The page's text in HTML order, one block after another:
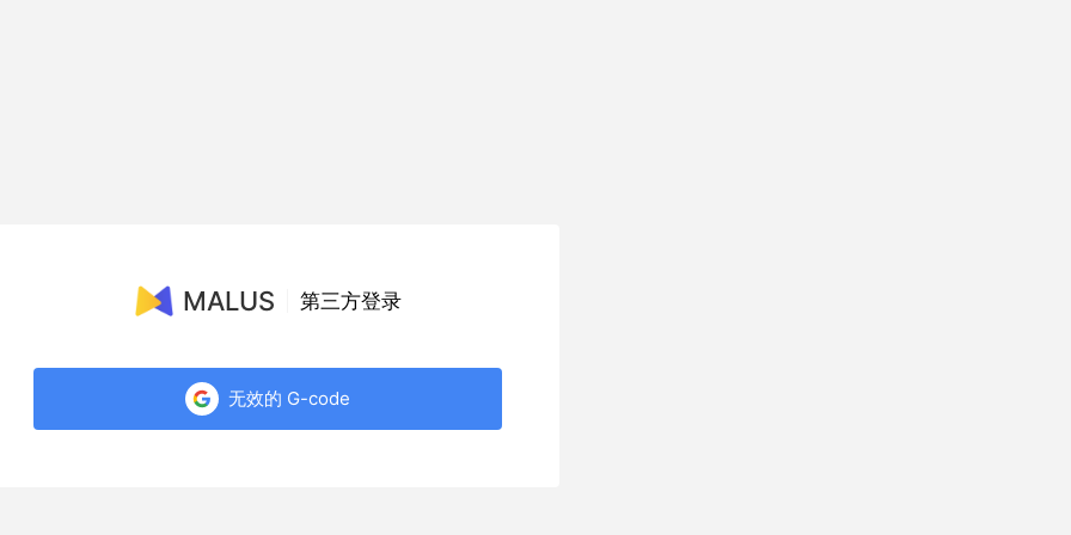
MALUS 第三方登录
无效的 G-code